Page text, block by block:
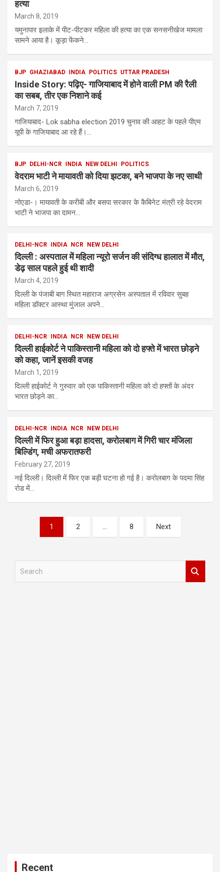
हत्या
March 8, 2019
यमुनापार इलाके में पीट-पीटकर महिला की हत्या का एक सनसनीखेज मामला
सामने आया है। कूड़ा फेंकने…
BJP GHAZIABAD INDIA POLITICS UTTAR PRADESH
Inside Story: पढ़िए- गाजियाबाद में होने वाली PM की रैली
का सबब, तीर एक निशाने कई
March 7, 2019
गाजियाबाद- Lok sabha election 2019 चुनाव की आहट के पहले पीएम
यूपी के गाजियाबाद आ रहे हैं।…
BJP DELHI-NCR INDIA NEW DELHI POLITICS
वेदराम भाटी ने मायावती को दिया झटका, बने भाजपा के नए साथी
March 6, 2019
नोएडा-। मायावती के करीबी और बसपा सरकार के कैबिनेट मंत्री रहे वेदराम
भाटी ने भाजपा का दामन…
DELHI-NCR INDIA NCR NEW DELHI
दिल्ली : अस्पताल में महिला न्यूरो सर्जन की संदिग्ध हालात में मौत,
डेढ़ साल पहले हुई थी शादी
March 4, 2019
दिल्ली के पंजाबी बाग स्थित महाराज अग्रसेन अस्पताल में रविवार सुबह
महिला डॉक्टर आस्था मुंजाल अपने…
DELHI-NCR INDIA NCR NEW DELHI
दिल्ली हाईकोर्ट ने पाकिस्तानी महिला को दो हफ्ते में भारत छोड़ने
को कहा, जानें इसकी वजह
March 1, 2019
दिल्ली हाईकोर्ट ने गुरुवार को एक पाकिस्तानी महिला को दो हफ्तों के अंदर
भारत छोड़ने का…
DELHI-NCR INDIA NCR NEW DELHI
दिल्‍ली में फिर हुआ बड़ा हादसा, करोलबाग में गिरी चार मंजिला
बिल्‍डिंग, मची अफरातफरी
February 27, 2019
नई दिल्‍ली। दिल्‍ली में फिर एक बड़ी घटना हो गई है। करोलबाग के पदमा सिंह
रोड में…
pagination
1 2 8 Next
Recent